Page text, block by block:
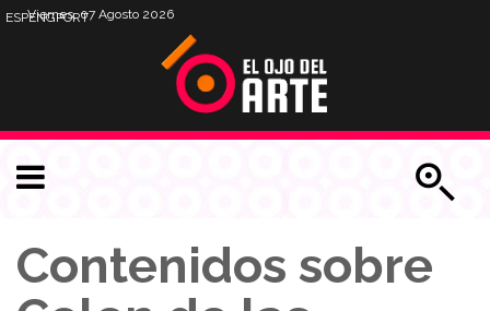
Viernes, 07 Agosto 2026
ESPENGPORT
Contenidos sobre